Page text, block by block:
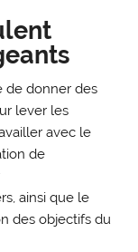
de donner des
lever les
avec le
de
ainsi que le
des objectifs du